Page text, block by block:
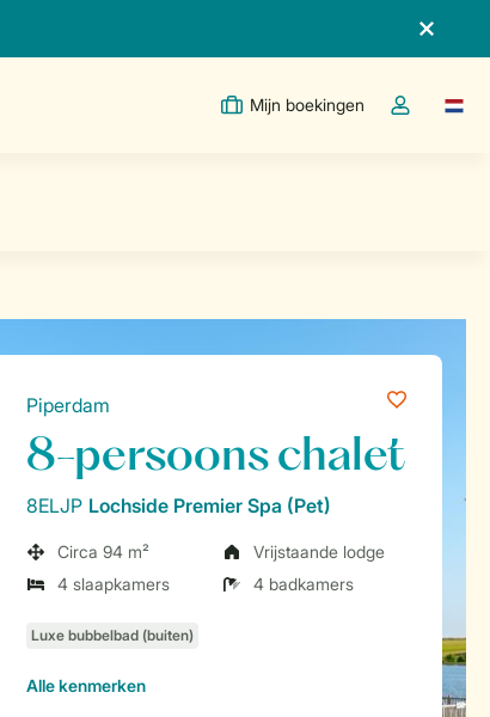
Mijn boekingen
Open deTaal
Piperdam
8-persoons chalet
8ELJP Lochside Premier Spa (Pet)
Circa 94 m²
Vrijstaande lodge
4 slaapkamers
4 badkamers
Allekenmerken